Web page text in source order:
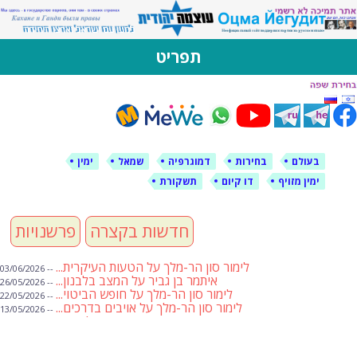
לימין עוצמה יהודית
אתר תמיכה ברוסית ובעברית
תפריט
דילוג
לתוכן
בעולם בחירות דמוגרפיה שמאל
ימין
ימין מזויף
דו קיום תשקורת
פרשנויות חדשות בקצרה
לימור סון הר-מלך על הטעות העיקרית... -- 03/06/2026
איתמר בן גביר על המצב בלבנון... -- 26/05/2026
לימור סון הר-מלך על חופש הביטוי... -- 22/05/2026
לימור סון הר-מלך על אויבים בדרכים... -- 13/05/2026
שבועת אמונים לדעאש